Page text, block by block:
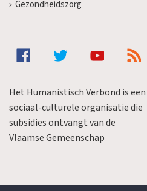
Gezondheidszorg
Het Humanistisch Verbond is een
sociaal-culturele organisatie die
subsidies ontvangt van de
Vlaamse Gemeenschap